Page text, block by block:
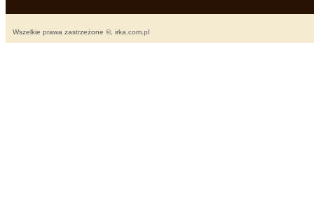
Wszelkie prawa zastrzeżone ©, irka.com.pl